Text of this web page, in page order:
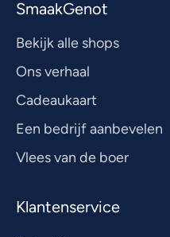
SmaakGenot
Bekijk alle shops
Ons verhaal
Cadeaukaart
Een bedrijf aanbevelen
Vlees van de boer
Klantenservice